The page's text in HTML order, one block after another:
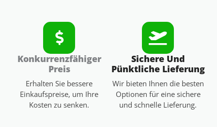
Konkurrenzfähiger
Preis
Erhalten Sie bessere
Einkaufspreise, um Ihre
Kosten zu senken.
Sichere Und
Pünktliche Lieferung
Wir bieten Ihnen die besten
Optionen für eine sichere
und schnelle Lieferung.